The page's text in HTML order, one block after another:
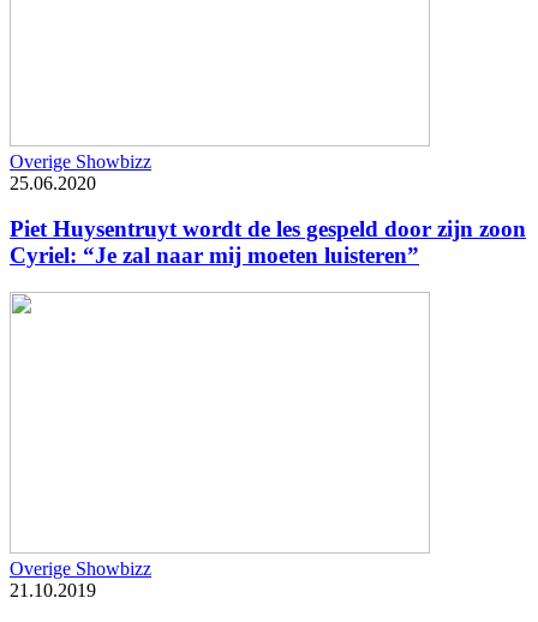
Overige Showbizz
25.06.2020
Piet Huysentruyt wordt de les gespeld door zijn zoon
Cyriel: “Je zal naar mij moeten luisteren”
Overige Showbizz
21.10.2019